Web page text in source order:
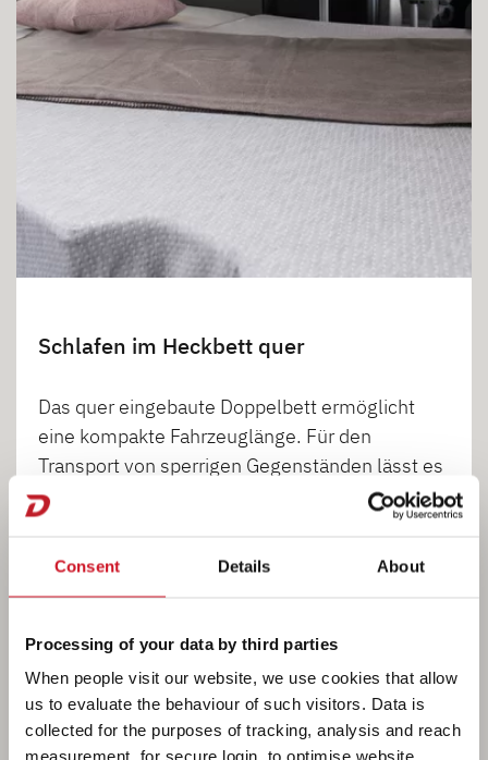
Consent Details About
Processing of your data by third parties
When people visit our website, we use cookies that allow
us to evaluate the behaviour of such visitors. Data is
collected for the purposes of tracking, analysis and reach
measurement, for secure login, to optimise website
Schlafen im Heckbett quer
Das quer eingebaute Doppelbett ermöglicht
eine kompakte Fahrzeuglänge. Für den
Transport von sperrigen Gegenständen lässt es
sich partiell hochklappen. Das Aufstiegsschott
am Betteinstieg ist einfach herausnehmen.
Lange Gegenstände können dann bis zum
Ein schönes Ambiente am Abend schafft die
indirekte Beleuchtung (Option) oberhalb der
Dachschränke. Die innerhalb der Schienen
flexibel versetzbaren Strahler bringen dagegen